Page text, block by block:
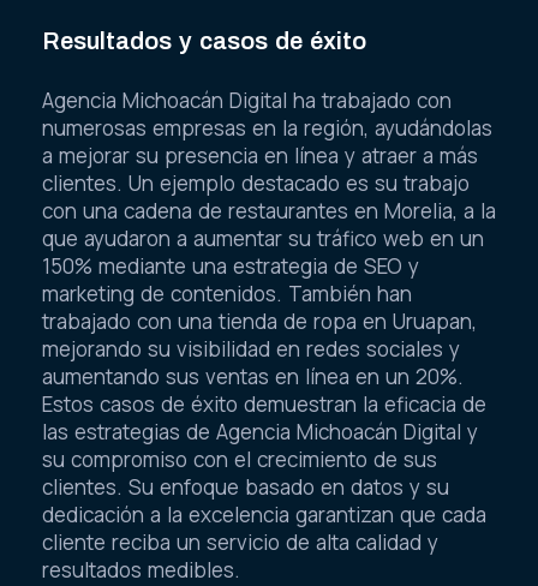
Resultados y casos de éxito
Agencia Michoacán Digital ha trabajado con
numerosas empresas en la región, ayudándolas
a mejorar su presencia en línea y atraer a más
clientes. Un ejemplo destacado es su trabajo
con una cadena de restaurantes en Morelia, a la
que ayudaron a aumentar su tráfico web en un
150% mediante una estrategia de SEO y
marketing de contenidos. También han
trabajado con una tienda de ropa en Uruapan,
mejorando su visibilidad en redes sociales y
aumentando sus ventas en línea en un 20%.
Estos casos de éxito demuestran la eficacia de
las estrategias de Agencia Michoacán Digital y
su compromiso con el crecimiento de sus
clientes. Su enfoque basado en datos y su
dedicación a la excelencia garantizan que cada
cliente reciba un servicio de alta calidad y
resultados medibles.